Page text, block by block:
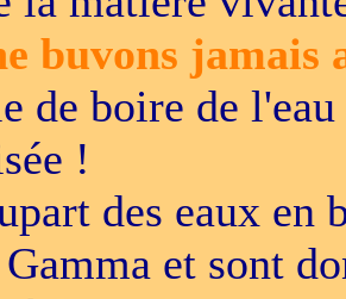
buvons jamais
de boire de
!
des eaux en
et sont